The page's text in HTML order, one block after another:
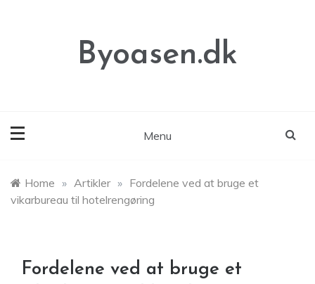
Byoasen.dk
Menu
Home » Artikler » Fordelene ved at bruge et
vikarbureau til hotelrengøring
Fordelene ved at bruge et